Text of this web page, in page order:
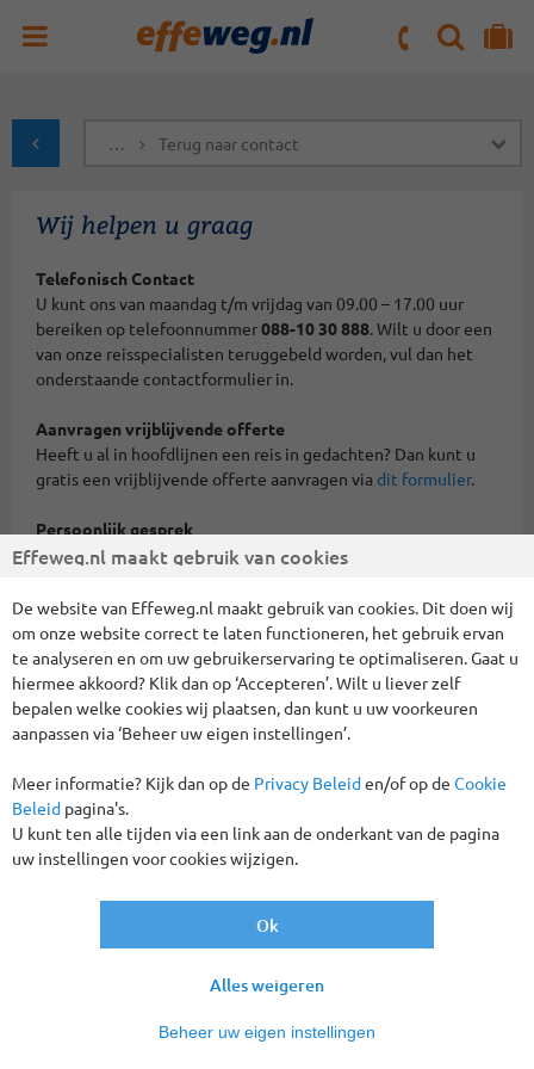
ZOEKENNAAR 'MIJN REIS' OMGEVING
… Terug naar contact
Wij helpen u graag
Telefonisch Contact
U kunt ons van maandag t/m vrijdag van 09.00 – 17.00 uur
bereiken op telefoonnummer088-10 30 888. Wilt u door een
van onze reisspecialisten teruggebeld worden, vul dan het
onderstaande contactformulier in.
Aanvragen vrijblijvende offerte
Heeft u al in hoofdlijnen een reis in gedachten? Dan kunt u
gratis een vrijblijvende offerte aanvragen via dit formulier.
Persoonlijk gesprek
Uiteraard bestaat er ook de mogelijkheid tot een persoonlijk
locatie (in overleg). Vul dan ook onderstaand
contactformulier in en een van onze reisspecialisten neemt
contact met u op.
Uw reisorganisator:
Viabus GmbH
CH- 8001 Zürich
Switzerland
CH-020.4.069.053-1
CHE-223.999.894 MWST
Uw boekingskantoor-reisbemiddelaar:
Vestigingsadres: Vendelier 61-B, 3905 PD, Veenendaal
E-mail: info@effeweg.nl
Effeweg.nl maakt gebruik van cookies
De website van Effeweg.nl maakt gebruik van cookies. Dit doen wij
om onze website correct te laten functioneren, het gebruik ervan
te analyseren en om uw gebruikerservaring te optimaliseren. Gaat u
hiermee akkoord? Klik dan op ‘Accepteren’. Wilt u liever zelf
bepalen welke cookies wij plaatsen, dan kunt u uw voorkeuren
aanpassen via ‘Beheer uw eigen instellingen’.
Meer informatie? Kijk dan op de Privacy Beleiden/of op de Cookie
Beleid pagina's.
U kunt ten alle tijden via een link aan de onderkant van de pagina
uw instellingen voor cookies wijzigen.
Beheer uw eigen instellingen
Alles weigeren
Ok